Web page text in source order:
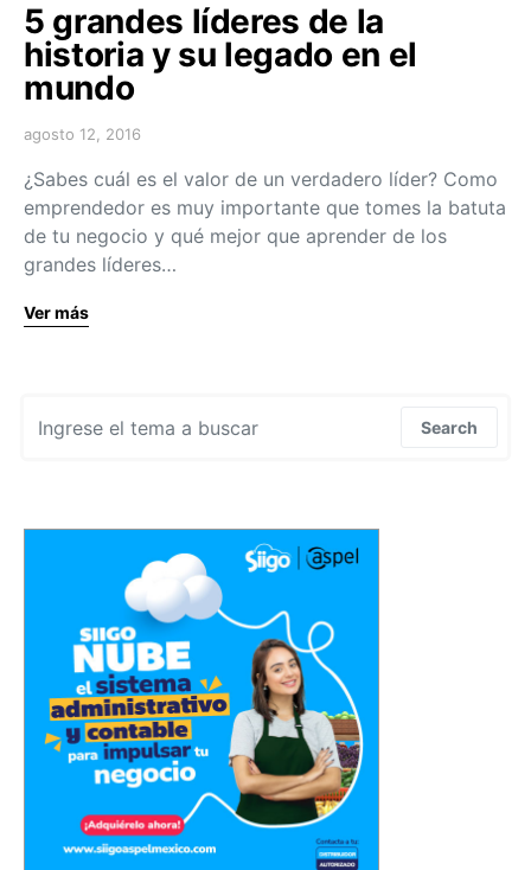
5 grandes líderes de la
historia y su legado en el
mundo
agosto 12, 2016
¿Sabes cuál es el valor de un verdadero líder? Como
emprendedor es muy importante que tomes la batuta
de tu negocio y qué mejor que aprender de los
grandes líderes…
Ver más
Search